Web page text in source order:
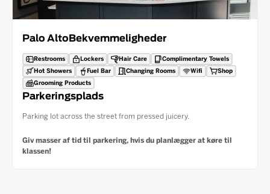
Palo Alto Bekvemmeligheder
Restrooms Lockers Hair Care
Complimentary Towels
Hot Showers
Fuel Bar Changing Rooms Wifi
Shop
Grooming Products
Parkeringsplads
Parking lot across the street from pressed juicery.
Giv masser af tid til parkering, hvis du planlægger at køre til
klassen!